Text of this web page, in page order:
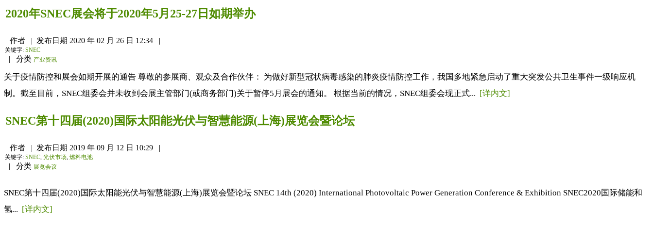
2020年SNEC展会将于2020年5月25-27日如期举办
作者 | 发布日期 2020 年 02 月 26 日 12:34 |
关键字: SNEC
| 分类 产业资讯
关于疫情防控和展会如期开展的通告 尊敬的参展商、观众及合作伙伴： 为做好新型冠状病毒感染的肺炎疫情防控工作，我国多地紧急启动了重大突发公共卫生事件一级响应机
制。截至目前，SNEC组委会并未收到会展主管部门(或商务部门)关于暂停5月展会的通知。 根据当前的情况，SNEC组委会现正式... [详内文]
SNEC第十四届(2020)国际太阳能光伏与智慧能源(上海)展览会暨论坛
作者 | 发布日期 2019 年 09 月 12 日 10:29 |
关键字: SNEC, 光伏市场, 燃料电池
| 分类 展览会议
SNEC第十四届(2020)国际太阳能光伏与智慧能源(上海)展览会暨论坛 SNEC 14th (2020) International Photovoltaic Power Generation Conference & Exhibition SNEC2020国际储能和
氢... [详内文]